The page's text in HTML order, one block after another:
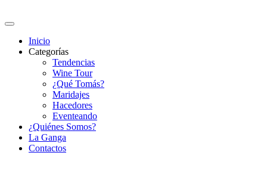
al
Inicio
Categorías
Tendencias
Wine Tour
¿Qué Tomás?
Maridajes
Hacedores
Eventeando
¿Quiénes Somos?
La Ganga
Contactos